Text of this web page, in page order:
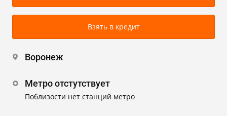
Взять в кредит
Воронеж
Метро отстутствует
Поблизости нет станций метро